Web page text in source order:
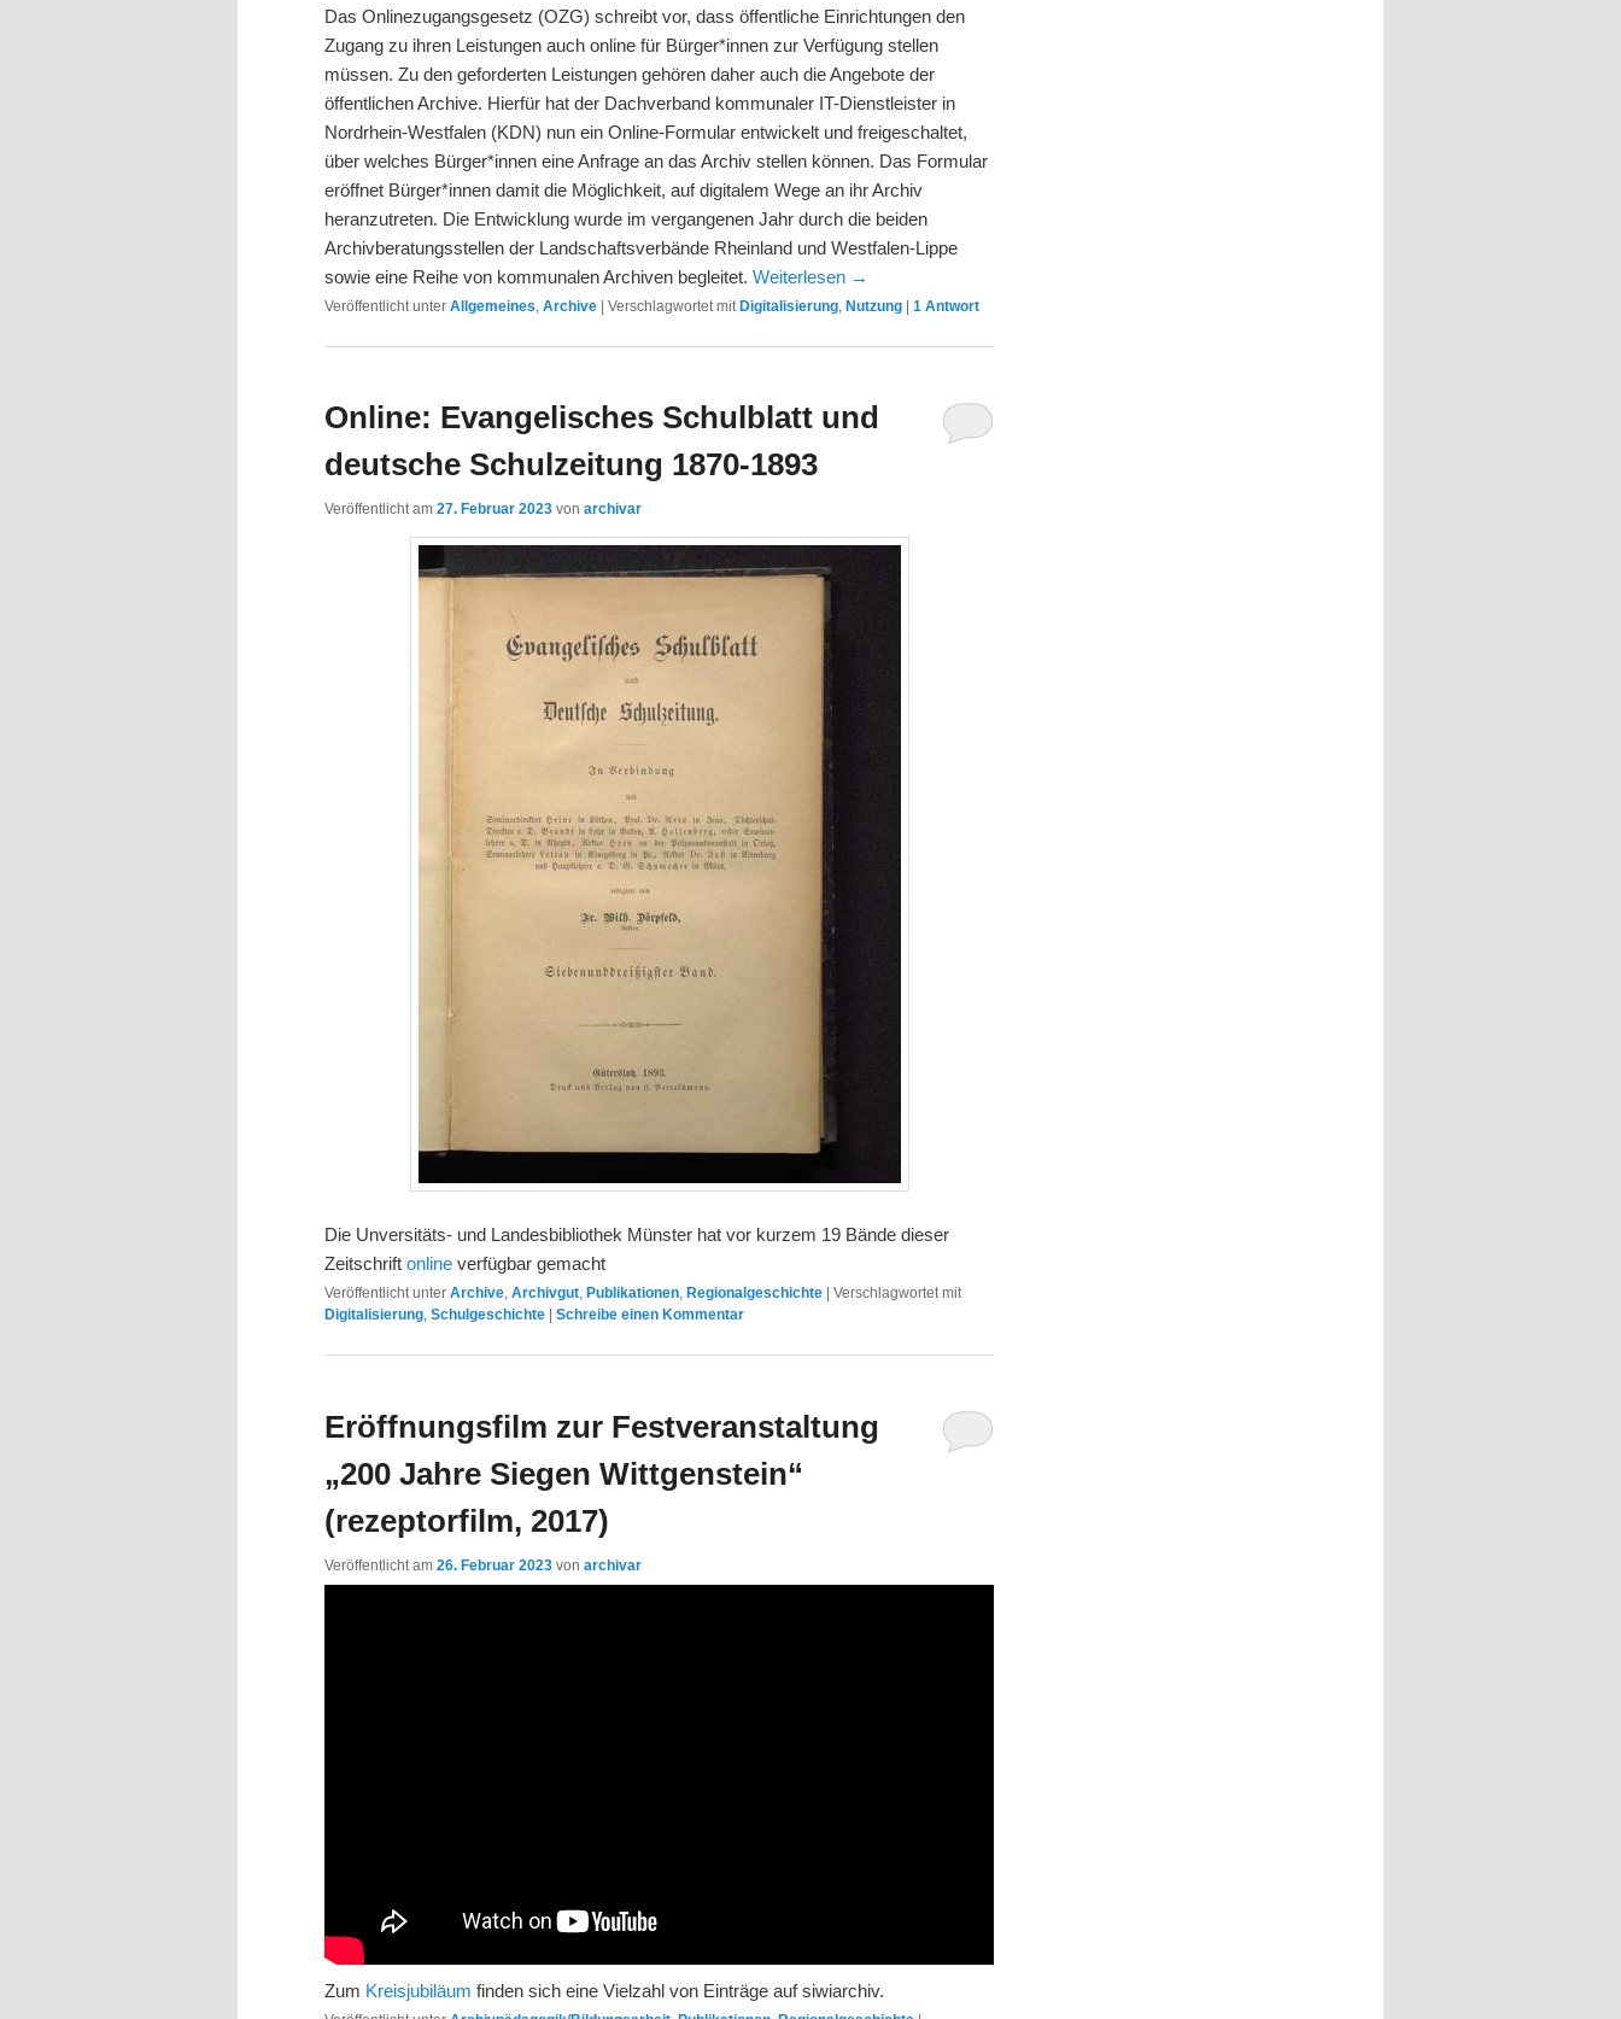
Das Onlinezugangsgesetz (OZG) schreibt vor, dass öffentliche Einrichtungen den
Zugang zu ihren Leistungen auch online für Bürger*innen zur Verfügung stellen
müssen. Zu den geforderten Leistungen gehören daher auch die Angebote der
öffentlichen Archive. Hierfür hat der Dachverband kommunaler IT-Dienstleister in
Nordrhein-Westfalen (KDN) nun ein Online-Formular entwickelt und freigeschaltet,
über welches Bürger*innen eine Anfrage an das Archiv stellen können. Das Formular
eröffnet Bürger*innen damit die Möglichkeit, auf digitalem Wege an ihr Archiv
heranzutreten. Die Entwicklung wurde im vergangenen Jahr durch die beiden
Archivberatungsstellen der Landschaftsverbände Rheinland und Westfalen-Lippe
sowie eine Reihe von kommunalen Archiven begleitet.Weiterlesen →
Veröffentlicht unter Allgemeines ,Archive |Verschlagwortet mit Digitalisierung ,Nutzung |1 Antwort
Online: Evangelisches Schulblatt und
deutsche Schulzeitung 1870-1893
Veröffentlicht am27. Februar 2023 vonarchivar
Die Unversitäts- und Landesbibliothek Münster hat vor kurzem 19 Bände dieser
Zeitschriftonlineverfügbar gemacht
Veröffentlicht unter Archive,Archivgut, Publikationen, Regionalgeschichte |Verschlagwortet mit
Digitalisierung,Schulgeschichte |Schreibe einen Kommentar
Eröffnungsfilm zur Festveranstaltung
„200 Jahre Siegen Wittgenstein“
(rezeptorfilm, 2017)
Veröffentlicht am26. Februar 2023 vonarchivar
Zum Kreisjubiläumfinden sich eine Vielzahl von Einträge auf siwiarchiv.